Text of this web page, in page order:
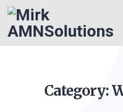
Category: